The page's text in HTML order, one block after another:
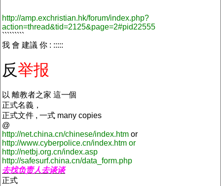
http://amp.exchristian.hk/forum/index.php?
action=thread&tid=2125&page=2#pid22555
`````````
我 會 建議 你 : :::::
反举报
以 離教者之家 這一個
正式名義，
正式文件 , 一式 many copies
@
http://net.china.cn/chinese/index.htm or
http://www.cyberpolice.cn/index.htm or
http://netbj.org.cn/index.asp
http://safesurf.china.cn/data_form.php
去找负责人去谈谈
正式